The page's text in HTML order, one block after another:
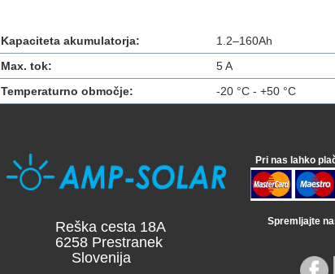
Kapaciteta akumulatorja:
1.2–160Ah
Max. tok:
5 A
Temperaturno območje:
-20 °C - +50 °C
Reška cesta 18A
6258 Prestranek
Slovenija
Pri nas lahko
Spremljajte